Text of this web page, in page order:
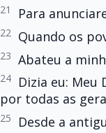
21 Para
22 Quando os
23 Abateu a
24
Dizia eu: Meu
por todas as
25 Desde a